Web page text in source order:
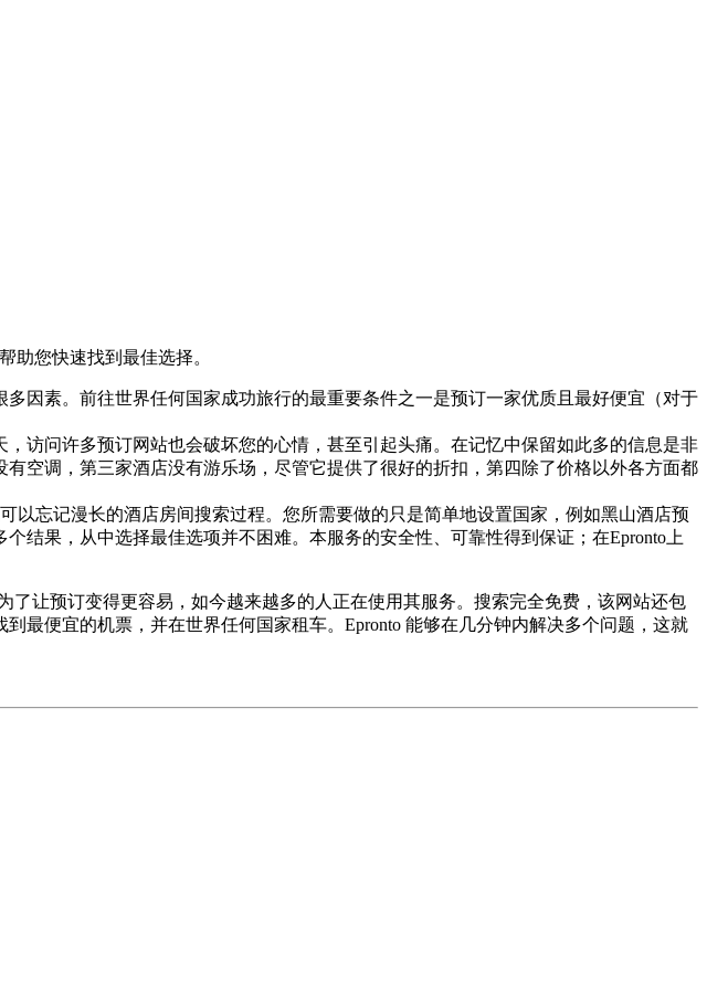
助您快速找到最佳选择。
因素。前往世界任何国家成功旅行的最重要条件之一是预订一家优质且最好便宜（对于
访问许多预订网站也会破坏您的心情，甚至引起头痛。在记忆中保留如此多的信息是非
空调，第三家酒店没有游乐场，尽管它提供了很好的折扣，第四除了价格以外各方面都
忘记漫长的酒店房间搜索过程。您所需要做的只是简单地设置国家，例如黑山酒店预
结果，从中选择最佳选项并不困难。本服务的安全性、可靠性得到保证；在Epronto上
了让预订变得更容易，如今越来越多的人正在使用其服务。搜索完全免费，该网站还包
最便宜的机票，并在世界任何国家租车。Epronto 能够在几分钟内解决多个问题，这就